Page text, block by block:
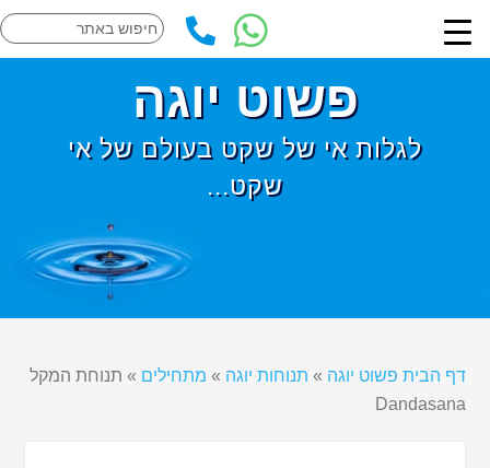
פשוט יוגה
לגלות אי של שקט בעולם של אי
שקט...
דף הבית פשוט יוגה » תנוחות יוגה » מתחילים » תנוחת המקל
Dandasana